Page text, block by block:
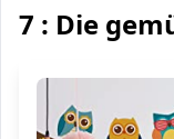
7 : Die